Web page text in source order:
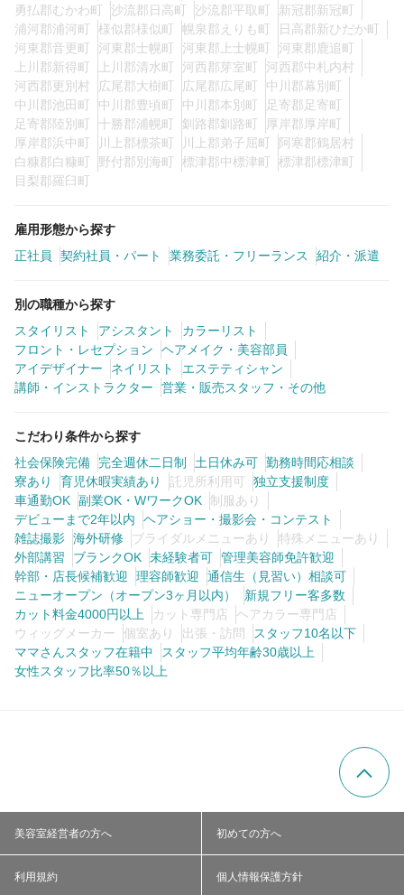
勇払郡むかわ町
沙流郡日高町 沙流郡平取町
新冠郡新冠町
浦河郡浦河町
様似郡様似町 幌泉郡えりも町
日高郡新ひだか町
河東郡音更町
河東郡士幌町 河東郡上士幌町
河東郡鹿追町
上川郡新得町
上川郡清水町 河西郡芽室町
河西郡中札内村
河西郡更別村
広尾郡大樹町 広尾郡広尾町
中川郡幕別町
中川郡池田町
中川郡豊頃町 中川郡本別町
足寄郡足寄町
足寄郡陸別町
十勝郡浦幌町 釧路郡釧路町
厚岸郡厚岸町
厚岸郡浜中町
川上郡標茶町 川上郡弟子屈町
阿寒郡鶴居村
白糠郡白糠町
野付郡別海町 標津郡中標津町
標津郡標津町
目梨郡羅臼町
雇用形態から探す
正社員
契約社員・パート 業務委託・フリーランス 紹介・派遣
別の職種から探す
スタイリスト
アシスタント
カラーリスト
フロント・レセプション
ヘアメイク・美容部員
アイデザイナー
ネイリスト
エステティシャン
講師・インストラクター
営業・販売スタッフ・その他
こだわり条件から探す
社会保険完備
完全週休二日制 土日休み可 勤務時間応相談
寮あり
育児休暇実績あり 託児所利用可
独立支援制度
車通勤OK 副業OK・WワークOK 制服あり
デビューまで2年以内
ヘアショー・撮影会・コンテスト
雑誌撮影 海外研修 ブライダルメニューあり
特殊メニューあり
外部講習
ブランクOK 未経験者可 管理美容師免許歓迎
幹部・店長候補歓迎
理容師歓迎
通信生（見習い）相談可
ニューオープン（オープン3ヶ月以内）
新規フリー客多数
カット料金4000円以上
カット専門店
ヘアカラー専門店
ウィッグメーカー
個室あり 出張・訪問
スタッフ10名以下
ママさんスタッフ在籍中
スタッフ平均年齢30歳以上
女性スタッフ比率50％以上
美容室経営者の方へ 初めての方へ
利用規約 個人情報保護方針